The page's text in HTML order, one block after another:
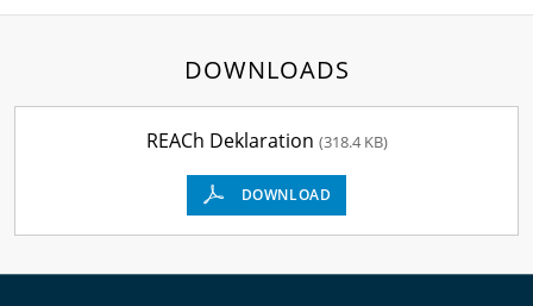
DOWNLOADS
REACh Deklaration (318.4 KB)
DOWNLOAD